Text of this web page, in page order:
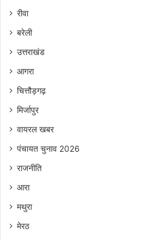
रीवा
बरेली
उत्तराखंड
आगरा
चित्तौड़गढ़
मिर्जापुर
वायरल खबर
पंचायत चुनाव 2026
राजनीति
आरा
मथुरा
मेरठ